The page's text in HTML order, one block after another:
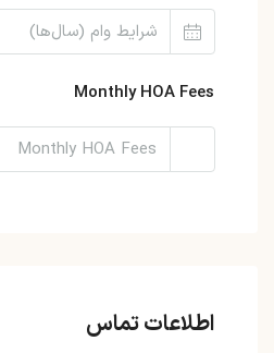
Monthly HOA Fees
اطلاعات تماس